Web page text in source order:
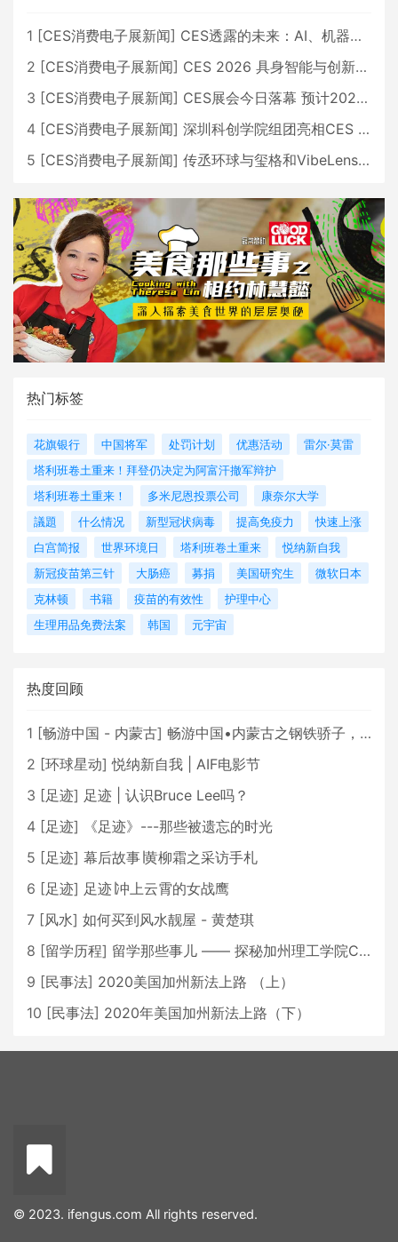
1 [CES消费电子展新闻] CES透露的未来：AI、机器人与智能生活大爆发
2 [CES消费电子展新闻] CES 2026 具身智能与创新领域 中国公司大放异彩
3 [CES消费电子展新闻] CES展会今日落幕 预计2026行业收入将超五千亿美元
4 [CES消费电子展新闻] 深圳科创学院组团亮相CES 广受好评
5 [CES消费电子展新闻] 传丞环球与玺格和VibeLens共同推出全新耳机
热门标签
花旗银行 中国将军 处罚计划 优惠活动
雷尔·莫雷
塔利班卷土重来！拜登仍决定为阿富汗撤军辩护
塔利班卷土重来！
多米尼恩投票公司
康奈尔大学
議題
什么情况 新型冠状病毒 提高免疫力
快速上涨
白宫简报
世界环境日 塔利班卷土重来
悦纳新自我
新冠疫苗第三针
大肠癌 募捐 美国研究生
微软日本
克林顿
书籍 疫苗的有效性
护理中心
生理用品免费法案
韩国 元宇宙
热度回顾
1 [畅游中国 - 内蒙古] 畅游中国•内蒙古之钢铁骄子，魅力包头
2 [环球星动] 悦纳新自我 | AIF电影节
3 [足迹] 足迹 | 认识Bruce Lee吗？
4 [足迹]
《足迹》---那些被遗忘的时光
5 [足迹] 幕后故事∣黄柳霜之采访手札
6 [足迹] 足迹∣冲上云霄的女战鹰
7 [风水] 如何买到风水靓屋 - 黄楚琪
8 [留学历程] 留学那些事儿 —— 探秘加州理工学院Caltech博士生活 [上集]
9 [民事法] 2020美国加州新法上路 （上）
10 [民事法] 2020年美国加州新法上路（下）
© 2023. ifengus.com All rights reserved.